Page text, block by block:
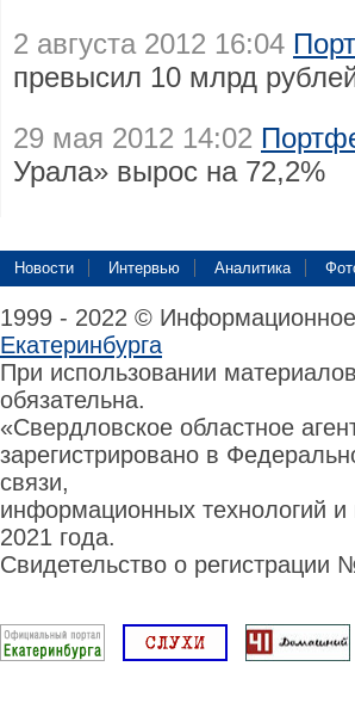
2 августа 2012 16:04
превысил 10 млрд
29 мая 2012 14:02
Урала» вырос на 72,2%
Новости Интервью Аналитика
1999 - 2022 ©
Екатеринбурга
При использовании
обязательна.
«Свердловское областное
зарегистрировано в
связи,
информационных технологий
2021 года.
Свидетельство о